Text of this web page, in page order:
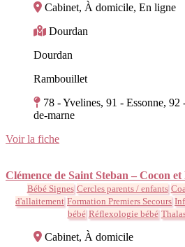
Cabinet, À domicile, En ligne
Dourdan
Dourdan
Rambouillet
78 - Yvelines, 91 - Essonne,
de-marne
Voir la fiche
Clémence de Saint Steban – Cocon
Bébé Signes Cercles parents / enfants
d'allaitement Formation Premiers Secours
bébé Réflexologie bébé
Cabinet, À domicile